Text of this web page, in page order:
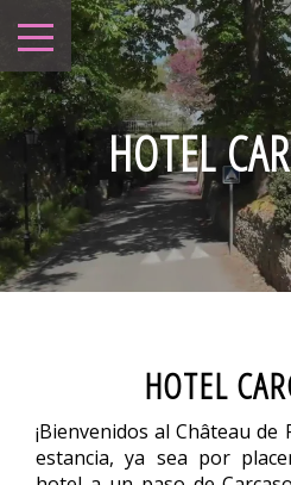
HOTEL
HOTEL
¡Bienvenidos al Château de
estancia, ya sea por